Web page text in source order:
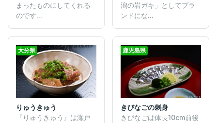
まったものにしてくれる
のです...
潟の岩ガキ」としてブラ
ンドにな...
大分県
りゅうきゅう
『りゅうきゅう』は瀬戸
鹿児島県
きびなごの刺身
きびなごは体長10cm前後